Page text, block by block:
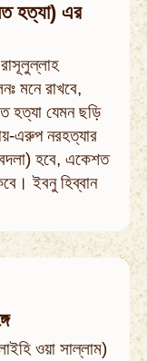
হত্যা) এর
মনে রাখবে,
হত্যা যেমন ছড়ি
এরুপ নরহত্যার
হবে, একেশত
ইবনু হিব্বান
ওয়া সাল্লাম)